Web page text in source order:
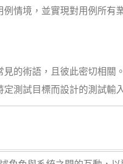
情境，並實現對用例所有
的術語，且彼此密切相
測試目標而設計的測試輸